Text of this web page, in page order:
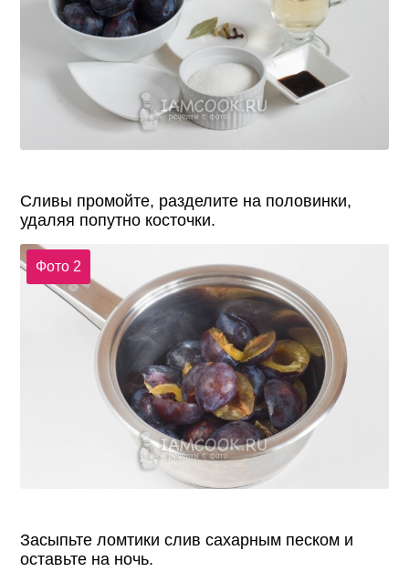
Сливы промойте, разделите на половинки,
удаляя попутно косточки.
Фото 2
Засыпьте ломтики слив сахарным песком и
оставьте на ночь.